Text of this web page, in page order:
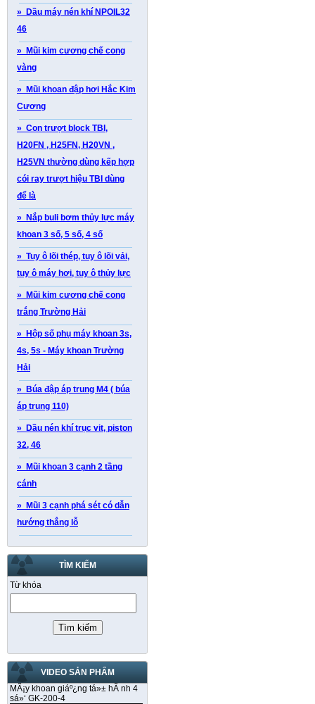
» Dầu máy nén khí NPOIL32
46
» Mũi kim cương chế cong
vàng
» Mũi khoan đập hơi Hắc Kim
Cương
» Con trượt block TBI,
H20FN , H25FN, H20VN ,
H25VN thường dùng kếp hợp
cói ray trượt hiệu TBI dùng
để là
» Nắp buli bơm thủy lực máy
khoan 3 số, 5 số, 4 số
» Tuy ô lõi thép, tuy ô lõi vải,
tuy ô máy hơi, tuy ô thủy lực
» Mũi kim cương chế cong
trắng Trường Hải
» Hộp số phụ máy khoan 3s,
4s, 5s - Máy khoan Trường
Hải
» Búa đập áp trung M4 ( búa
áp trung 110)
» Dầu nén khí trục vit, piston
32, 46
» Mũi khoan 3 cạnh 2 tầng
cánh
» Mũi 3 cạnh phá sét có dẫn
hướng thẳng lỗ
TÌM KIẾM
Từ khóa
VIDEO SẢN PHẨM
MÃ¡y khoan giáº¿ng tá»± hÃ nh 4
sá»‘ GK-200-4